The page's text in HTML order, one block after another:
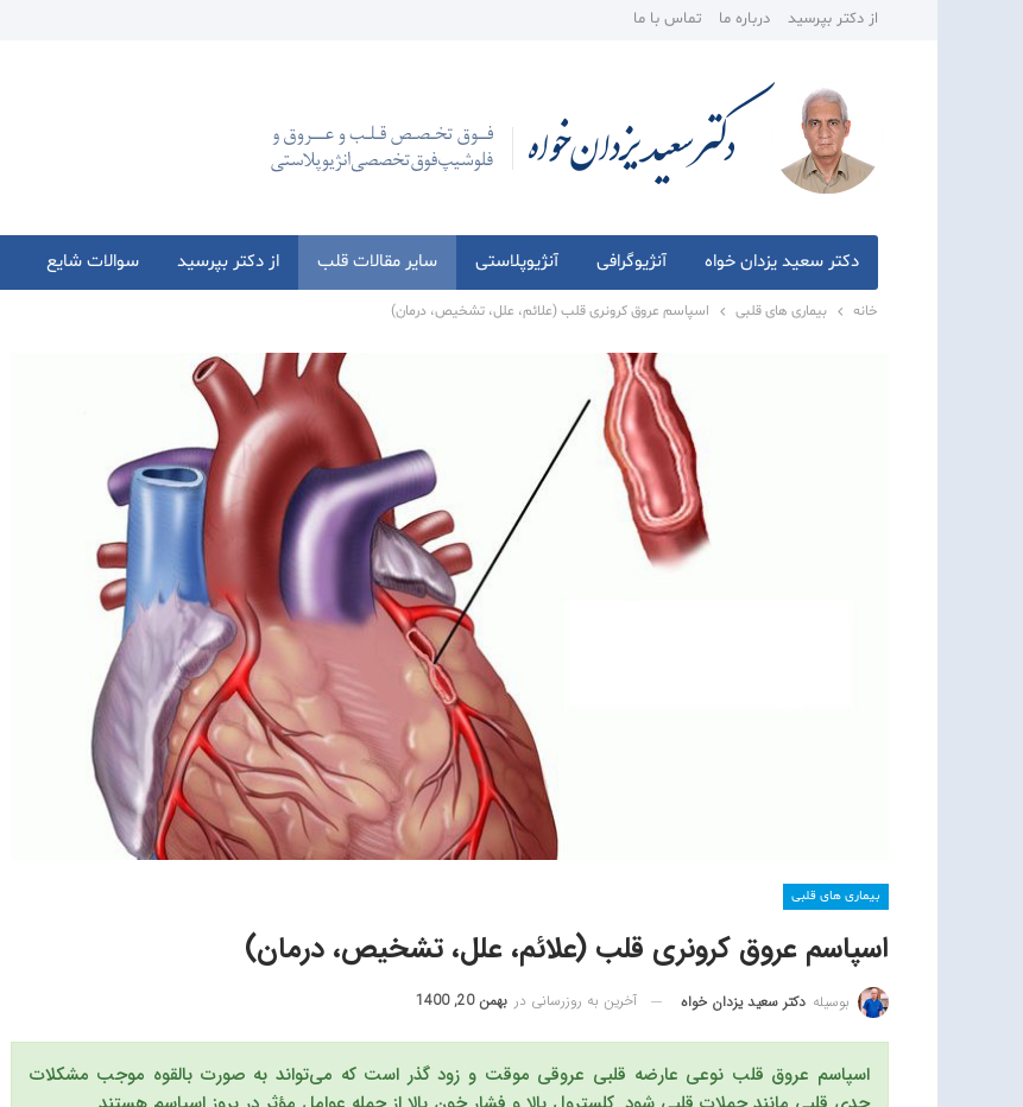
از دکتر بپرسید درباره ما تماس با ما
دکتر سعید یزدان خواه آنژیوگرافی آنژیوپلاستی سایر مقالات قلب از دکتر بپرسید سوالات شایع
خانه بیماری های قلبی اسپاسم عروق کرونری قلب (علائم، علل، تشخیص، درمان)
بیماری های قلبی
اسپاسم عروق کرونری قلب (علائم، علل، تشخیص، درمان)
بوسیله دکتر سعید یزدان خواه آخرین به روزرسانی در بهمن 20, 1400
اسپاسم عروق قلب نوعی عارضه قلبی عروقی موقت و زود گذر است که می‌تواند به صورت بالقوه موجب مشکلات